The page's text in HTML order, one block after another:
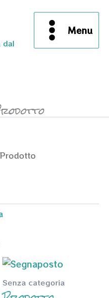
dal
Menu
Senza categoria